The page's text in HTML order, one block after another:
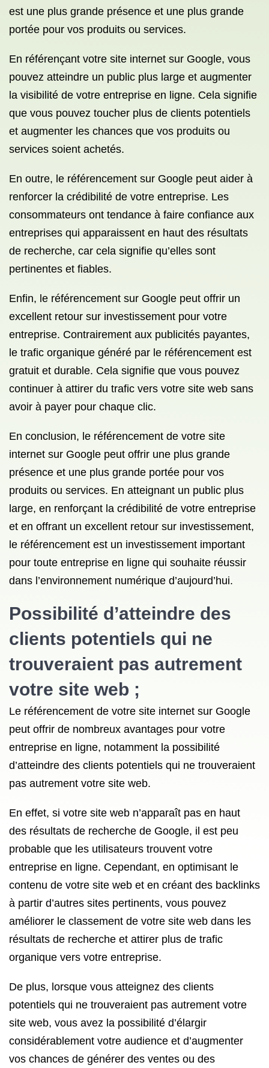
est une plus grande présence et une plus grande
portée pour vos produits ou services.
En référençant votre site internet sur Google, vous
pouvez atteindre un public plus large et augmenter
la visibilité de votre entreprise en ligne. Cela signifie
que vous pouvez toucher plus de clients potentiels
et augmenter les chances que vos produits ou
services soient achetés.
En outre, le référencement sur Google peut aider à
renforcer la crédibilité de votre entreprise. Les
consommateurs ont tendance à faire confiance aux
entreprises qui apparaissent en haut des résultats
de recherche, car cela signifie qu’elles sont
pertinentes et fiables.
Enfin, le référencement sur Google peut offrir un
excellent retour sur investissement pour votre
entreprise. Contrairement aux publicités payantes,
le trafic organique généré par le référencement est
gratuit et durable. Cela signifie que vous pouvez
continuer à attirer du trafic vers votre site web sans
avoir à payer pour chaque clic.
En conclusion, le référencement de votre site
internet sur Google peut offrir une plus grande
présence et une plus grande portée pour vos
produits ou services. En atteignant un public plus
large, en renforçant la crédibilité de votre entreprise
et en offrant un excellent retour sur investissement,
le référencement est un investissement important
pour toute entreprise en ligne qui souhaite réussir
dans l’environnement numérique d’aujourd’hui.
Possibilité d’atteindre des
clients potentiels qui ne
trouveraient pas autrement
votre site web ;
Le référencement de votre site internet sur Google
peut offrir de nombreux avantages pour votre
entreprise en ligne, notamment la possibilité
d’atteindre des clients potentiels qui ne trouveraient
pas autrement votre site web.
En effet, si votre site web n’apparaît pas en haut
des résultats de recherche de Google, il est peu
probable que les utilisateurs trouvent votre
entreprise en ligne. Cependant, en optimisant le
contenu de votre site web et en créant des backlinks
à partir d’autres sites pertinents, vous pouvez
améliorer le classement de votre site web dans les
résultats de recherche et attirer plus de trafic
organique vers votre entreprise.
De plus, lorsque vous atteignez des clients
potentiels qui ne trouveraient pas autrement votre
site web, vous avez la possibilité d’élargir
considérablement votre audience et d’augmenter
vos chances de générer des ventes ou des